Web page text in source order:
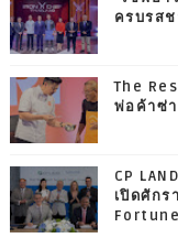
ครบรส
The
พ่อค้าซ่
CP
เปิดศัก